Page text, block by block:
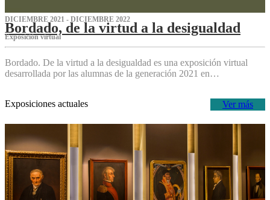
DICIEMBRE 2021 - DICIEMBRE 2022
Bordado, de la virtud a la desigualdad
Exposición virtual‌
Bordado. De la virtud a la desigualdad es una exposición virtual
desarrollada por las alumnas de la generación 2021 en…
Ver más
Exposiciones actuales